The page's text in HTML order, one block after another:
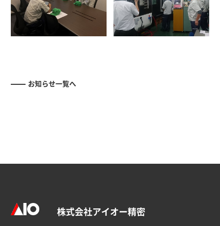
お知らせ一覧へ
株式会社アイオー精密